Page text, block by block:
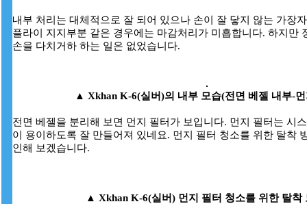
내부 처리는 대체적으로 잘 되어 있으나 손이 잘 닿지 않는 가장
플라이 지지부분 같은 경우에는 마감처리가 미흡합니다. 하지만
손을 다치거하 하는 일은 없었습니다.
▲ Xkhan K-6(실버)의 내부 모습(전면 베젤 내부-
전면 베젤을 분리해 보면 먼지 필터가 보입니다. 먼지 필터는 시
이 용이하도록 잘 만들어져 있네요. 먼지 필터 청소를 위한 탈착
인해 보겠습니다.
▲ Xkhan K-6(실버) 먼지 필터 청소를 위한 탈착